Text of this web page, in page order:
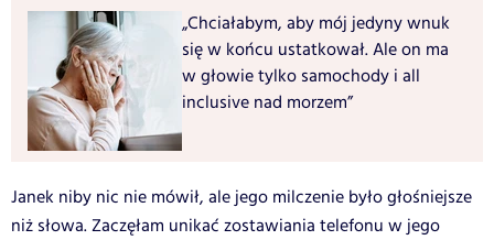
„Chciałabym, aby mój jedyny wnuk
się w końcu ustatkował. Ale on ma
w głowie tylko samochody i all
inclusive nad morzem”
Janek niby nic nie mówił, ale jego milczenie było głośniejsze
niż słowa. Zaczęłam unikać zostawiania telefonu w jego